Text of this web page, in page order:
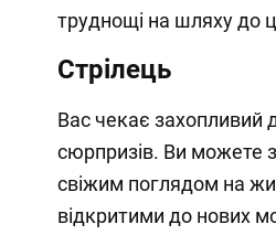
труднощі на шляху до
Стрілець
Вас чекає захопливий
сюрпризів. Ви можете
свіжим поглядом на
відкритими до нових